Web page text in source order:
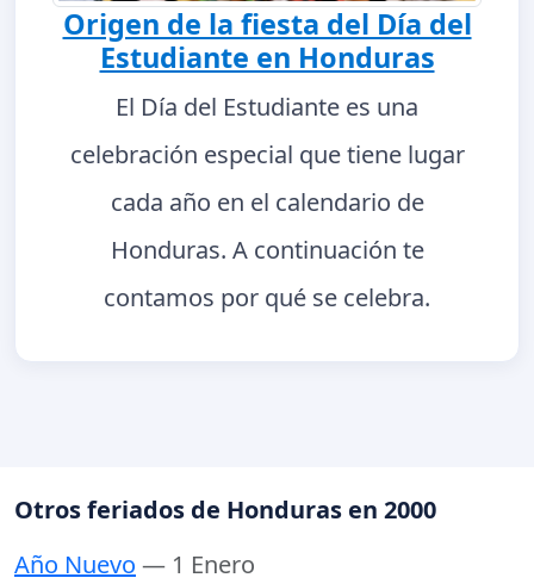
Origen de la fiesta del Día del
Estudiante en Honduras
El Día del Estudiante es una
celebración especial que tiene lugar
cada año en el calendario de
Honduras. A continuación te
contamos por qué se celebra.
Otros feriados de Honduras en 2000
Año Nuevo — 1 Enero